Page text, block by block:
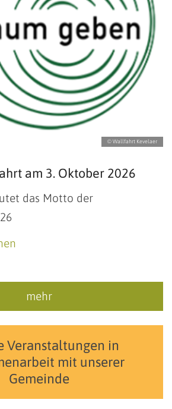
© Wallfahrt Kevelaer
am 3. Oktober 2026
das Motto der
mehr
Veranstaltungen in
mit unserer
Gemeinde